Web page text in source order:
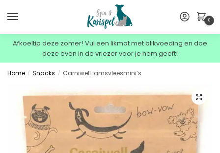
0
Afkoeltip deze zomer! Vul een likmat met blikvoeding en doe
deze even in de vriezer voor je hem geeft!
Home / Snacks / Carniwell lamsvleesmini’s